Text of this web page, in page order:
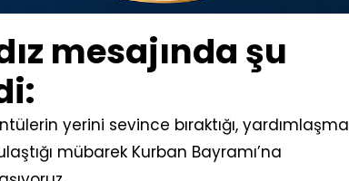
mesajında şu
yerini sevince bıraktığı, yardımlaşma
mübarek Kurban Bayramı’na